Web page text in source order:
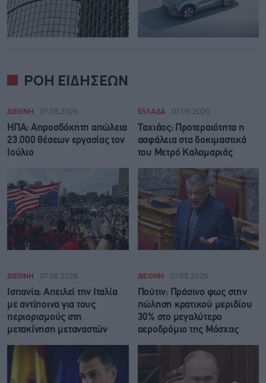
ΡΟΗ ΕΙΔΗΣΕΩΝ
ΔΙΕΘΝΗ 07.08.2026
ΗΠΑ: Απροσδόκητη απώλεια
23.000 θέσεων εργασίας τον
Ιούλιο
ΕΛΛΑΔΑ 07.08.2026
Ταχιάος: Προτεραιότητα η
ασφάλεια στα δοκιμαστικά
του Μετρό Καλαμαριάς
ΔΙΕΘΝΗ 07.08.2026
Ισπανία: Απειλεί την Ιταλία
με αντίποινα για τους
περιορισμούς στη
μετακίνηση μεταναστών
ΔΙΕΘΝΗ 07.08.2026
Πούτιν: Πράσινο φως στην
πώληση κρατικού μεριδίου
30% στο μεγαλύτερο
αεροδρόμιο της Μόσχας